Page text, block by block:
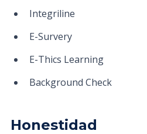
Integriline
E-Survery
E-Thics Learning
Background Check
Honestidad